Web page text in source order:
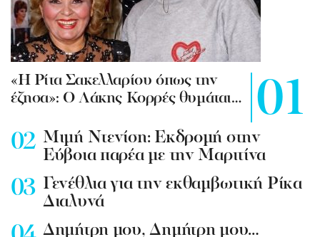
«Η Ρίτα Σακελλαρίου όπως την
έζησα»: Ο Λάκης Κορρές θυμάται…
Mιμή Ντενίση: Εκδρομή στην
Εύβοια παρέα με την Μαριτίνα
Γενέθλια για την εκθαμβωτική Ρίκα
Διαλυνά
Δημήτρη μου, Δημήτρη μου…